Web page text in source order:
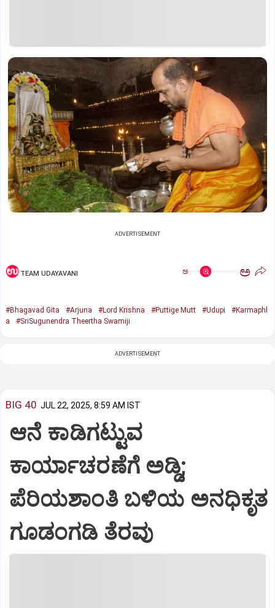
ADVERTISEMENT
TEAM UDAYAVANI ಅ ಅ
#Bhagavad Gita #Arjuna #Lord Krishna #Puttige Mutt #Udupi
#Karmaphl
a
#SriSugunendra Theertha Swamiji
ADVERTISEMENT
BIG 40 JUL 22, 2025, 8:59 AM IST
ಆನೆ ಕಾಡಿಗಟ್ಟುವ
ಕಾರ್ಯಾಚರಣೆಗೆ ಅಡ್ಡಿ;
ಪೆರಿಯಶಾಂತಿ ಬಳಿಯ ಅನಧಿಕೃತ
ಗೂಡಂಗಡಿ ತೆರವು